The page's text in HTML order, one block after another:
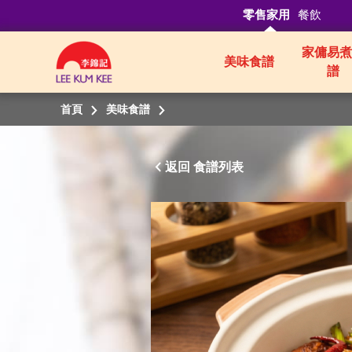
零售家用 餐飲
美味食譜
家傭易
譜
首頁 美味食譜
返回